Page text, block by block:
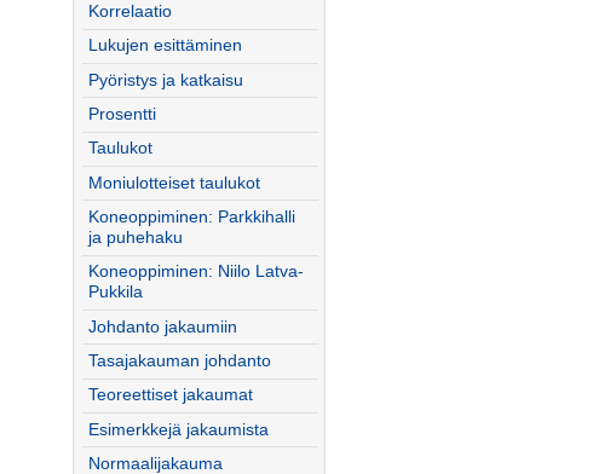
Korrelaatio
Lukujen esittäminen
Pyöristys ja katkaisu
Prosentti
Taulukot
Moniulotteiset taulukot
Koneoppiminen: Parkkihalli
ja puhehaku
Koneoppiminen: Niilo Latva-
Pukkila
Johdanto jakaumiin
Tasajakauman johdanto
Teoreettiset jakaumat
Esimerkkejä jakaumista
Normaalijakauma